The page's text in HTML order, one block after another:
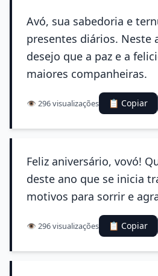
Avó, sua sabedoria e
presentes diários. Neste
desejo que a paz e a
maiores companheiras.
👁️ 296 visualizações 📋 Copiar
Feliz aniversário, vovó!
deste ano que se inicia
motivos para sorrir e
👁️ 296 visualizações 📋 Copiar